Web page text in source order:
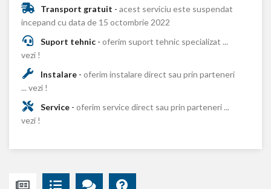
Transport gratuit - acest serviciu este suspendat
incepand cu data de 15 octombrie 2022
Suport tehnic- oferim suport tehnic specializat ...
vezi !
Instalare- oferim instalare direct sau prin parteneri
... vezi !
Service- oferim service direct sau prin parteneri ...
vezi !